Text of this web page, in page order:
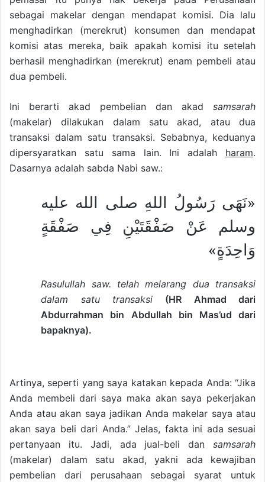
sebagai makelar dengan mendapat komisi. Dia lalu
menghadirkan (merekrut) konsumen dan mendapat
komisi atas mereka, baik apakah komisi itu setelah
berhasil menghadirkan (merekrut) enam pembeli atau
dua pembeli.
Ini berarti akad pembelian dan akad samsarah
(makelar) dilakukan dalam satu akad, atau dua
transaksi dalam satu transaksi. Sebabnya, keduanya
dipersyaratkan satu sama lain. Ini adalah haram.
Dasarnya adalah sabda Nabi saw.:
«نَهَى رَسُولُ اللهِ صلى الله عليه
وسلم عَنْ صَفْقَتَيْنِ فِي صَفْقَةٍ
وَاحِدَةٍ»
Rasulullah saw. telah melarang dua transaksi
dalam satu transaksi (HR Ahmad dari
Abdurrahman bin Abdullah bin Mas’ud dari
bapaknya).
Artinya, seperti yang saya katakan kepada Anda: “Jika
Anda membeli dari saya maka akan saya pekerjakan
Anda atau akan saya jadikan Anda makelar saya atau
akan saya beli dari Anda.” Jelas, fakta ini ada sesuai
pertanyaan itu. Jadi, ada jual-beli dan samsarah
(makelar) dalam satu akad, yakni ada kewajiban
pembelian dari perusahaan sebagai syarat untuk